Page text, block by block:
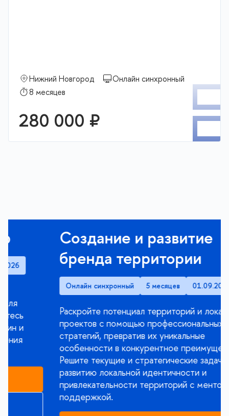
Нижний Новгород
Онлайн синхронный
8 месяцев
280 000 ₽
Создание и развитие
бренда территории
Онлайн синхронный 5 месяцев 01.09.2026
Раскройте потенциал территорий и локальных
проектов с помощью профессиональных бренд-
стратегий, превратив их уникальные
особенности в конкурентное преимущество.
Решите текущие и стратегические задачи по
развитию локальной идентичности и
привлекательности территорий с менторской
поддержкой.